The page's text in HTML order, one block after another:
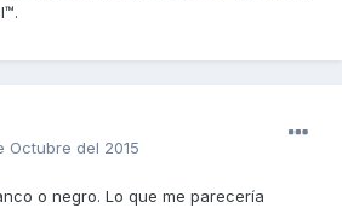
Octubre del 2015
o negro. Lo que me parecería